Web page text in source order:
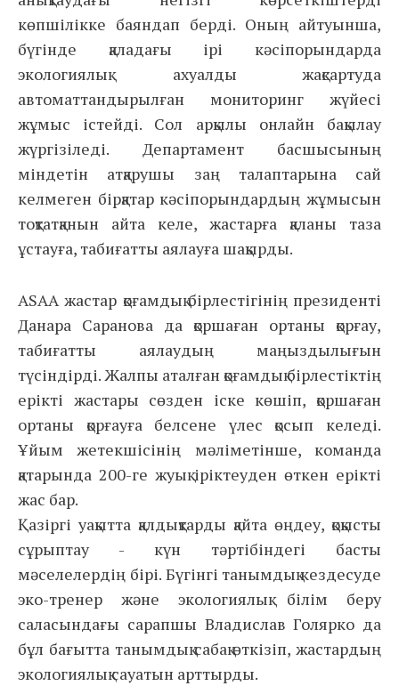
көпшілікке баяндап берді. Оның айтуынша,
бүгінде қаладағы ірі кәсіпорындарда
экологиялық ахуалды жақсартуда
автоматтандырылған мониторинг жүйесі
жұмыс істейді. Сол арқылы онлайн бақылау
жүргізіледі. Департамент басшысының
міндетін атқарушы заң талаптарына сай
келмеген бірқатар кәсіпорындардың жұмысын
тоқтатқанын айта келе, жастарға қаланы таза
ұстауға, табиғатты аялауға шақырды.
ASAA жастар қоғамдық бірлестігінің президенті
Данара Саранова да қоршаған ортаны қорғау,
табиғатты аялаудың маңыздылығын
түсіндірді. Жалпы аталған қоғамдық бірлестіктің
ерікті жастары сөзден іске көшіп, қоршаған
ортаны қорғауға белсене үлес қосып келеді.
Ұйым жетекшісінің мәліметінше, команда
қатарында 200-ге жуық іріктеуден өткен ерікті
жас бар.
Қазіргі уақытта қалдықтарды қайта өңдеу, қоқысты
сұрыптау - күн тәртібіндегі басты
мәселелердің бірі. Бүгінгі танымдық кездесуде
эко-тренер және экологиялық білім беру
саласындағы сарапшы Владислав Голярко да
бұл бағытта танымдық сабақ өткізіп, жастардың
экологиялық сауатын арттырды.